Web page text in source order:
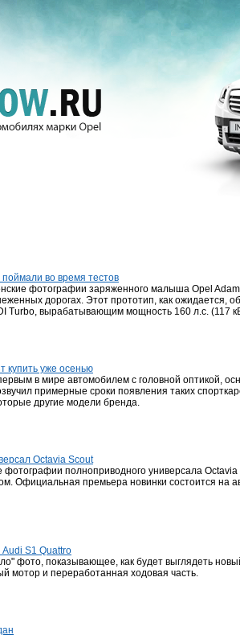
во время тестов
фотографии заряженного малыша Opel Adam,
дорогах. Этот прототип, как ожидается,
Turbo, вырабатывающим мощность 160 л.с. (117
купить уже осенью
в мире автомобилем с головной оптикой,
примерные сроки появления таких
другие модели бренда.
Octavia Scout
полноприводного универсала Octavia
Официальная премьера новинки состоится на
S1 Quattro
фото, показывающее, как будет выглядеть
мотор и переработанная ходовая часть.